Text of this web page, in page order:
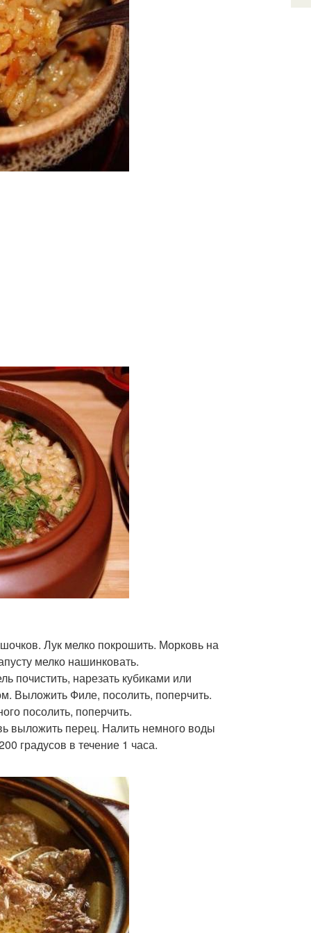
Лук мелко покрошить. Морковь на
мелко нашинковать.
почистить, нарезать кубиками или
Выложить Филе, посолить, поперчить.
посолить, поперчить.
выложить перец. Налить немного воды
градусов в течение 1 часа.